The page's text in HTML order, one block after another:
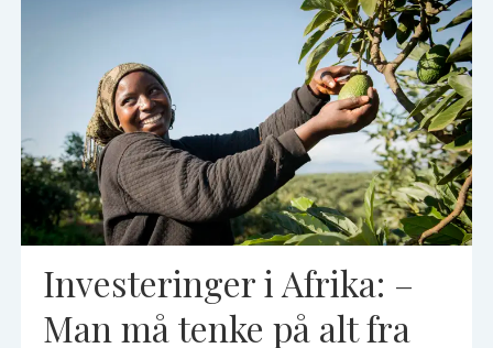
Investeringer i Afrika: –
Man må tenke på alt fra